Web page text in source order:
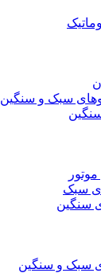
سبک و سنگین
سبک
سنگین
سبک و سنگین